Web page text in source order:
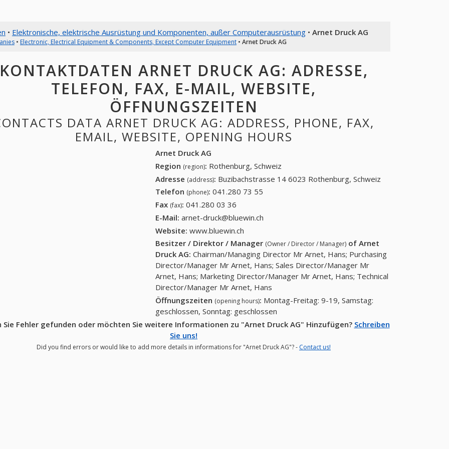
• Elektronische, elektrische Ausrüstung und Komponenten, außer Computerausrüstung• Arnet Druck AG
• Electronic, Electrical Equipment & Components, Except Computer Equipment• Arnet Druck AG
KONTAKTDATEN ARNET DRUCK AG: ADRESSE,
TELEFON, FAX, E-MAIL, WEBSITE,
ÖFFNUNGSZEITEN
DATA ARNET DRUCK AG: ADDRESS, PHONE, FAX,
EMAIL, WEBSITE, OPENING HOURS
Arnet Druck AG
Region (region): Rothenburg, Schweiz
Adresse (address): Buzibachstrasse 14 6023 Rothenburg, Schweiz
Telefon (phone): 041.280 73 55
Fax (fax): 041.280 03 36
E-Mail: arnet-druck@bluewin.ch
Website: www.bluewin.ch
Besitzer / Direktor / Manager (Owner / Director / Manager) ofArnet
Druck AG: Chairman/Managing Director Mr Arnet, Hans; Purchasing
Director/Manager Mr Arnet, Hans; Sales Director/Manager Mr
Arnet, Hans; Marketing Director/Manager Mr Arnet, Hans; Technical
Director/Manager Mr Arnet, Hans
Öffnungszeiten (opening hours): Montag-Freitag: 9-19, Samstag:
geschlossen, Sonntag: geschlossen
Sie Fehler gefunden oder möchten Sie weitere Informationen zu "Arnet Druck AG" Hinzufügen? Schreiben
Sie uns!
Did you find errors or would like to add more details in informations for "Arnet Druck AG"? - Contact us!